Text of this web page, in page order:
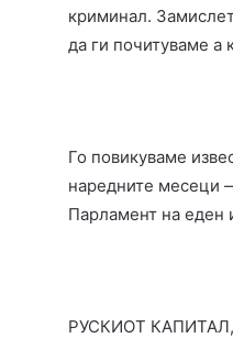
криминал.
да ги почитуваме а
Го повикуваме
наредните месеци
Парламент на еден
РУСКИОТ